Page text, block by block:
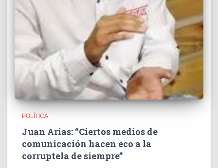
POLÍTICA
Juan Arias: “Ciertos medios de
comunicación hacen eco a la
corruptela de siempre”